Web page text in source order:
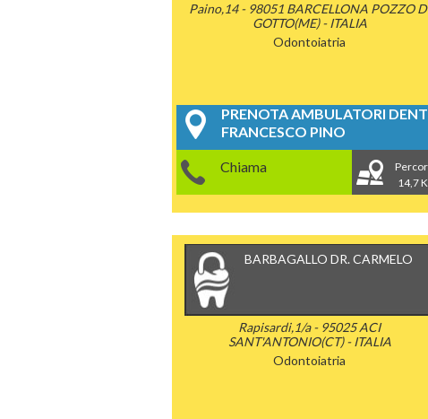
Paino,14 - 98051 BARCELLONA POZZO
GOTTO(ME) - ITALIA
Odontoiatria
PRENOTA AMBULATORI
FRANCESCO PINO
Chiama
14,7
BARBAGALLO DR. CARMELO
Rapisardi,1/a - 95025 ACI
SANT'ANTONIO(CT) - ITALIA
Odontoiatria